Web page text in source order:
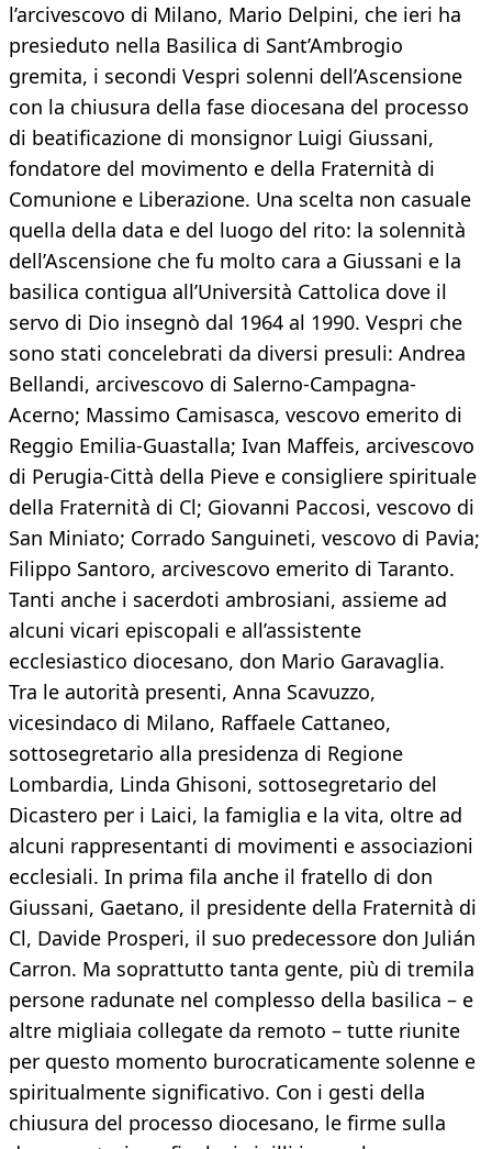
l’arcivescovo di Milano, Mario Delpini, che ieri ha
presieduto nella Basilica di Sant’Ambrogio
gremita, i secondi Vespri solenni dell’Ascensione
con la chiusura della fase diocesana del processo
di beatificazione di monsignor Luigi Giussani,
fondatore del movimento e della Fraternità di
Comunione e Liberazione. Una scelta non casuale
quella della data e del luogo del rito: la solennità
dell’Ascensione che fu molto cara a Giussani e la
basilica contigua all’Università Cattolica dove il
servo di Dio insegnò dal 1964 al 1990. Vespri che
sono stati concelebrati da diversi presuli: Andrea
Bellandi, arcivescovo di Salerno-Campagna-
Acerno; Massimo Camisasca, vescovo emerito di
Reggio Emilia-Guastalla; Ivan Maffeis, arcivescovo
di Perugia-Città della Pieve e consigliere spirituale
della Fraternità di Cl; Giovanni Paccosi, vescovo di
San Miniato; Corrado Sanguineti, vescovo di Pavia;
Filippo Santoro, arcivescovo emerito di Taranto.
Tanti anche i sacerdoti ambrosiani, assieme ad
alcuni vicari episcopali e all’assistente
ecclesiastico diocesano, don Mario Garavaglia.
Tra le autorità presenti, Anna Scavuzzo,
vicesindaco di Milano, Raffaele Cattaneo,
sottosegretario alla presidenza di Regione
Lombardia, Linda Ghisoni, sottosegretario del
Dicastero per i Laici, la famiglia e la vita, oltre ad
alcuni rappresentanti di movimenti e associazioni
ecclesiali. In prima fila anche il fratello di don
Giussani, Gaetano, il presidente della Fraternità di
Cl, Davide Prosperi, il suo predecessore don Julián
Carron. Ma soprattutto tanta gente, più di tremila
persone radunate nel complesso della basilica – e
altre migliaia collegate da remoto – tutte riunite
per questo momento burocraticamente solenne e
spiritualmente significativo. Con i gesti della
chiusura del processo diocesano, le firme sulla